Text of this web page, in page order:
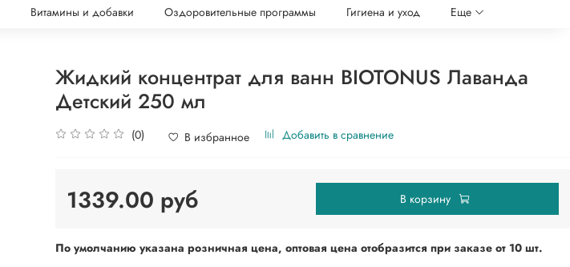
Витамины и добавки Оздоровительные программы Гигиена и уход Еще
Жидкий концентрат для ванн BIOTONUS Лаванда
Детский 250 мл
(0) В избранное Добавить в сравнение
1339.00 руб В корзину
По умолчанию указана розничная цена, оптовая цена отобразится при заказе от 10 шт.